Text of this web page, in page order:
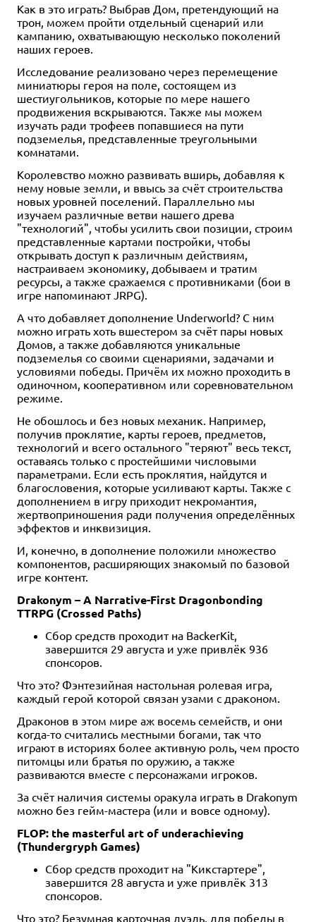
Как в это играть? Выбрав Дом, претендующий на
трон, можем пройти отдельный сценарий или
кампанию, охватывающую несколько поколений
наших героев.
Исследование реализовано через перемещение
миниатюры героя на поле, состоящем из
шестиугольников, которые по мере нашего
продвижения вскрываются. Также мы можем
изучать ради трофеев попавшиеся на пути
подземелья, представленные треугольными
комнатами.
Королевство можно развивать вширь, добавляя к
нему новые земли, и ввысь за счёт строительства
новых уровней поселений. Параллельно мы
изучаем различные ветви нашего древа
"технологий", чтобы усилить свои позиции, строим
представленные картами постройки, чтобы
открывать доступ к различным действиям,
настраиваем экономику, добываем и тратим
ресурсы, а также сражаемся с противниками (бои в
игре напоминают JRPG).
А что добавляет дополнение Underworld? С ним
можно играть хоть вшестером за счёт пары новых
Домов, а также добавляются уникальные
подземелья со своими сценариями, задачами и
условиями победы. Причём их можно проходить в
одиночном, кооперативном или соревновательном
режиме.
Не обошлось и без новых механик. Например,
получив проклятие, карты героев, предметов,
технологий и всего остального "теряют" весь текст,
оставаясь только с простейшими числовыми
параметрами. Если есть проклятия, найдутся и
благословения, которые усиливают карты. Также с
дополнением в игру приходит некромантия,
жертвоприношения ради получения определённых
эффектов и инквизиция.
И, конечно, в дополнение положили множество
компонентов, расширяющих знакомый по базовой
игре контент.
Drakonym – A Narrative-First Dragonbonding
TTRPG (Crossed Paths)
Сбор средств проходит на BackerKit,
завершится 29 августа и уже привлёк 936
спонсоров.
Что это? Фэнтезийная настольная ролевая игра,
каждый герой которой связан узами с драконом.
Драконов в этом мире аж восемь семейств, и они
когда-то считались местными богами, так что
играют в историях более активную роль, чем просто
питомцы или братья по оружию, а также
развиваются вместе с персонажами игроков.
За счёт наличия системы оракула играть в Drakonym
можно без гейм-мастера (или и вовсе одному).
FLOP: the masterful art of underachieving
(Thundergryph Games)
Сбор средств проходит на "Кикстартере",
завершится 28 августа и уже привлёк 313
спонсоров.
Что это? Безумная карточная дуэль, для победы в